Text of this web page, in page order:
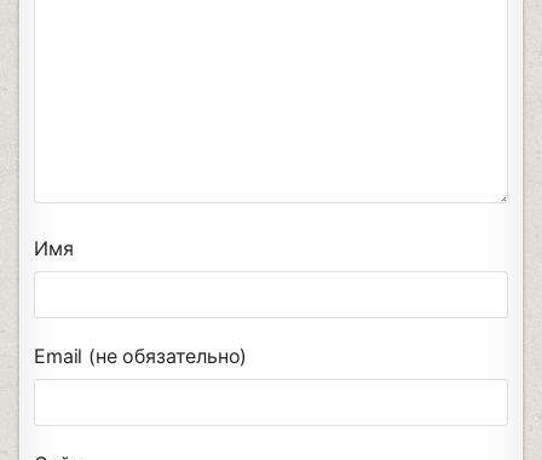
Имя
Email (не обязательно)